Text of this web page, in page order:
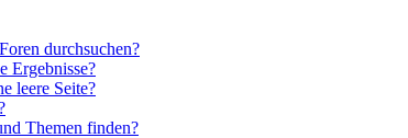
durchsuchen?
Ergebnisse?
leere Seite?
Themen finden?